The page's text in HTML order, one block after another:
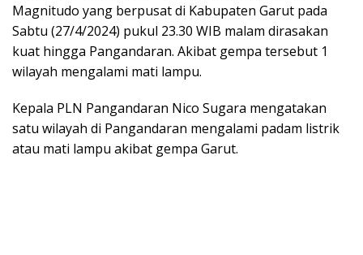
Magnitudo yang berpusat di Kabupaten Garut pada
Sabtu (27/4/2024) pukul 23.30 WIB malam dirasakan
kuat hingga Pangandaran. Akibat gempa tersebut 1
wilayah mengalami mati lampu.
Kepala PLN Pangandaran Nico Sugara mengatakan
satu wilayah di Pangandaran mengalami padam listrik
atau mati lampu akibat gempa Garut.